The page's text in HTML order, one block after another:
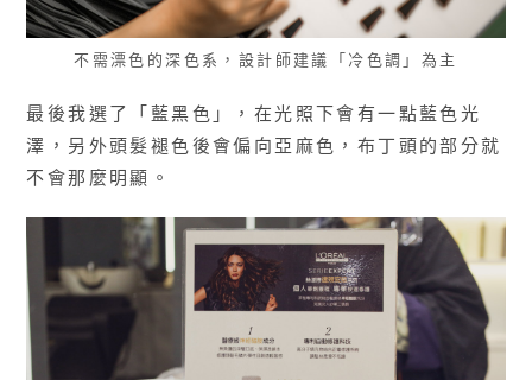
不需漂色的深色系，設計師建議「冷色調」為主
最後我選了「藍黑色」，在光照下會有一點藍色光
澤，另外頭髮褪色後會偏向亞麻色，布丁頭的部分就
不會那麼明顯。